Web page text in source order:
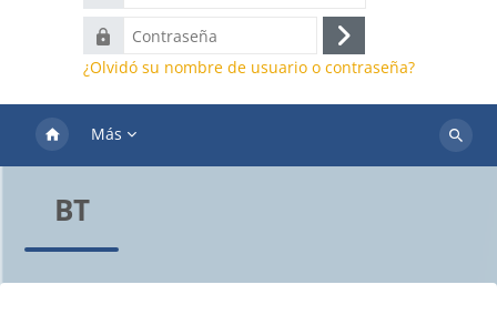
de
usuario
Contraseña
Acceder
¿Olvidó su nombre de usuario o contraseña?
Más
Buscar
BT